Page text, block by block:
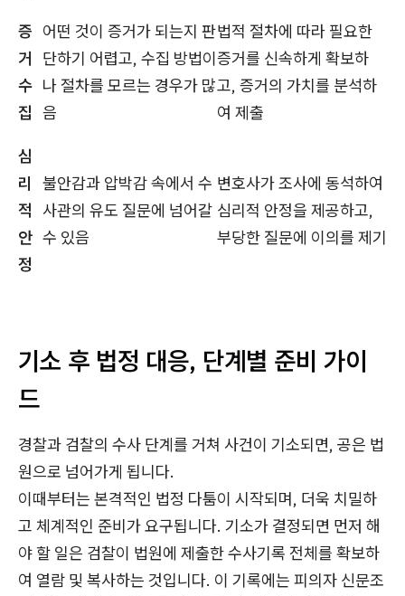
증
거
수
집
어떤 것이 증거가 되는지 판
단하기 어렵고, 수집 방법이
나 절차를 모르는 경우가 많
음
법적 절차에 따라 필요한
증거를 신속하게 확보하
고, 증거의 가치를 분석하
여 제출
심
리
적
안
정
불안감과 압박감 속에서 수
사관의 유도 질문에 넘어갈
수 있음
변호사가 조사에 동석하여
심리적 안정을 제공하고,
부당한 질문에 이의를 제기
기소 후 법정 대응, 단계별 준비 가이
드
경찰과 검찰의 수사 단계를 거쳐 사건이 기소되면, 공은 법
원으로 넘어가게 됩니다.
이때부터는 본격적인 법정 다툼이 시작되며, 더욱 치밀하
고 체계적인 준비가 요구됩니다. 기소가 결정되면 먼저 해
야 할 일은 검찰이 법원에 제출한 수사기록 전체를 확보하
여 열람 및 복사하는 것입니다. 이 기록에는 피의자 신문조